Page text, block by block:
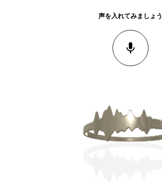
声を入れてみましょう